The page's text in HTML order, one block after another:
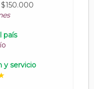
país
y servicio